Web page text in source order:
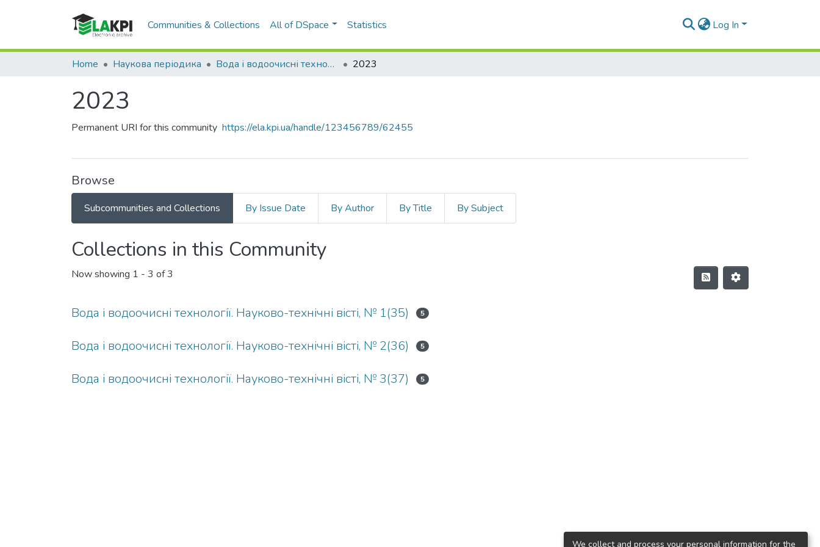
Communities & Collections All of DSpace Statistics Log In
Home Наукова періодика Вода і водоочисні технології. Науково-технічні вісті 2023
2023
Permanent URI for this community https://ela.kpi.ua/handle/123456789/62455
Browse
Subcommunities and Collections By Issue Date By Author By Title By Subject
Collections in this Community
Now showing 1 - 3 of 3
Вода і водоочисні технології. Науково-технічні вісті, № 1(35) 5
Вода і водоочисні технології. Науково-технічні вісті, № 2(36) 5
Вода і водоочисні технології. Науково-технічні вісті, № 3(37) 5
We collect and process your personal information for the